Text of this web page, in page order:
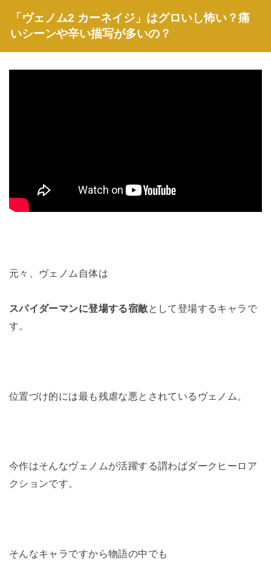
「ヴェノム2 カーネイジ」はグロいし怖い？痛
いシーンや辛い描写が多いの？
元々、ヴェノム自体は
スパイダーマンに登場する宿敵として登場するキャラで
す。
位置づけ的には最も残虐な悪とされているヴェノム。
今作はそんなヴェノムが活躍する謂わばダークヒーロア
クションです。
そんなキャラですから物語の中でも